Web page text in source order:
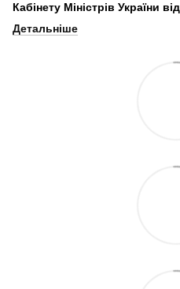
Кабінету Міністрів України
Детальніше